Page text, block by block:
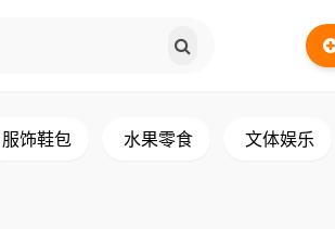
服饰鞋包 水果零食 文体娱乐